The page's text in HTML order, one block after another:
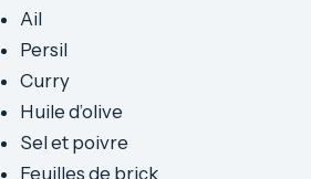
Ail
Persil
Curry
Huile d’olive
Sel et poivre
Feuilles de brick